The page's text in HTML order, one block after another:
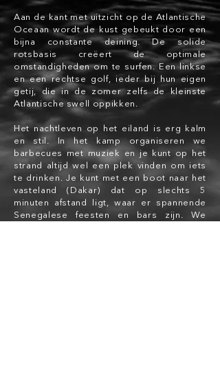
Aan de kant met uitzicht op de Atlantische
Oceaan wordt de kust gebeukt door een
bijna constante deining. De solide
rotsbasis creëert de optimale
omstandigheden om te surfen. Een linkse
en een rechtse golf, ieder bij hun eigen
getij, die in de zomer zelfs de kleinste
Atlantische swell oppikken.
Het nachtleven op het eiland is erg kalm
en stil. In het kamp organiseren we
barbecues met muziek en je kunt op het
strand altijd wel een plek vinden om iets
te drinken. Je kunt met een boot naar het
vasteland (Dakar) dat op slechts 5
minuten afstand ligt, waar er spannende
Senegalese feesten en bars zijn. We